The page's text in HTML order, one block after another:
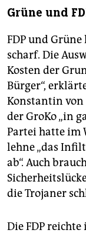
Grüne und
FDP und
scharf. Die
Kosten der
Bürger“,
Konstantin von
der GroKo „in
Partei hatte im
lehne „das
ab“. Auch
die Trojaner
Die FDP